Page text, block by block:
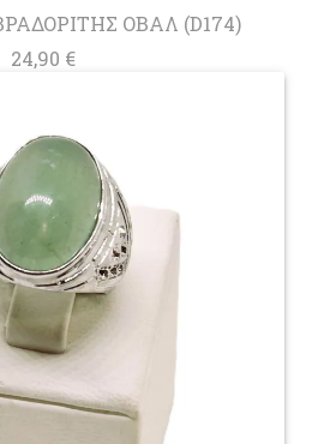
ΟΒΑΛ (D174)
24,90 €